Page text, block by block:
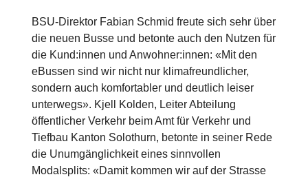
BSU-Direktor Fabian Schmid freute sich sehr über
die neuen Busse und betonte auch den Nutzen für
die Kund:innen und Anwohner:innen: «Mit den
eBussen sind wir nicht nur klimafreundlicher,
sondern auch komfortabler und deutlich leiser
unterwegs». Kjell Kolden, Leiter Abteilung
öffentlicher Verkehr beim Amt für Verkehr und
Tiefbau Kanton Solothurn, betonte in seiner Rede
die Unumgänglichkeit eines sinnvollen
Modalsplits: «Damit kommen wir auf der Strasse